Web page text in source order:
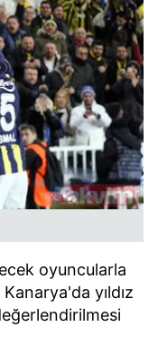
oyuncularla
yıldız